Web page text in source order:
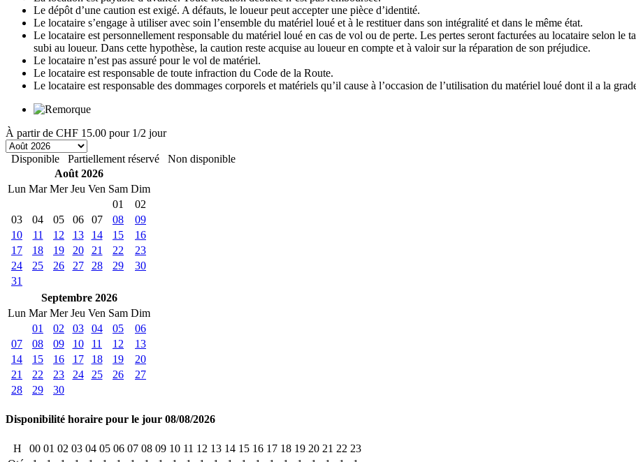
Le dépôt d’une caution est exigé. A défauts, le loueur peut accepter une pièce d’identité.
Le locataire s’engage à utiliser avec soin l’ensemble du matériel loué et à le restituer dans son intégralité et dans le même état.
Le locataire est personnellement responsable du matériel loué en cas de vol ou de perte. Les pertes seront facturées au locataire selon le
subi au loueur. Dans cette hypothèse, la caution reste acquise au loueur en compte et à valoir sur la réparation de son préjudice.
Le locataire n’est pas assuré pour le vol de matériel.
Le locataire est responsable de toute infraction du Code de la Route.
Le locataire est responsable des dommages corporels et matériels qu’il cause à l’occasion de l’utilisation du matériel loué dont il a la
À partir de CHF 15.00 pour 1/2 jour
Disponible Partiellement réservé
Non disponible
Août 2026
Lun Mar Mer Jeu Ven Sam Dim
01
02
03
04 05 06 07 08
09
10
11 12 13 14 15
16
17
18 19 20 21 22
23
24
25 26 27 28 29
30
31
Septembre 2026
Lun Mar Mer Jeu Ven Sam Dim
01
02 03 04 05
06
07
08 09 10 11 12
13
14
15 16 17 18 19
20
21
22 23 24 25 26
27
28
29 30
Disponibilité horaire pour le jour 08/08/2026
H 00 01 02 03 04 05 06 07 08 09 10 11 12 13 14 15 16 17 18 19 20 21 22 23